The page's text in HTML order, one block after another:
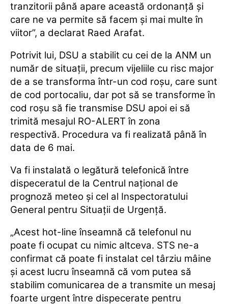
tranzitorii până apare această ordonanţă şi
care ne va permite să facem şi mai multe în
viitor”, a declarat Raed Arafat.
Potrivit lui, DSU a stabilit cu cei de la ANM un
număr de situaţii, precum vijeliile cu risc major
de a se transforma într-un cod roşu, care sunt
de cod portocaliu, dar pot să se transforme în
cod roşu să fie transmise DSU apoi ei să
trimită mesajul RO-ALERT în zona
respectivă. Procedura va fi realizată până în
data de 6 mai.
Va fi instalată o legătură telefonică între
dispeceratul de la Centrul naţional de
prognoză meteo şi cel al Inspectoratului
General pentru Situaţii de Urgenţă.
„Acest hot-line înseamnă că telefonul nu
poate fi ocupat cu nimic altceva. STS ne-a
confirmat că poate fi instalat cel târziu mâine
şi acest lucru înseamnă că vom putea să
stabilim comunicarea de a transmite un mesaj
foarte urgent între dispecerate pentru